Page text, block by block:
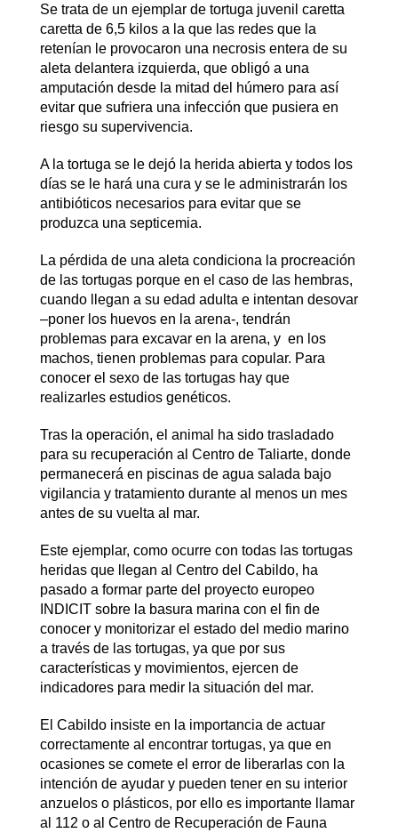
Se trata de un ejemplar de tortuga juvenil caretta
caretta de 6,5 kilos a la que las redes que la
retenían le provocaron una necrosis entera de su
aleta delantera izquierda, que obligó a una
amputación desde la mitad del húmero para así
evitar que sufriera una infección que pusiera en
riesgo su supervivencia.
A la tortuga se le dejó la herida abierta y todos los
días se le hará una cura y se le administrarán los
antibióticos necesarios para evitar que se
produzca una septicemia.
La pérdida de una aleta condiciona la procreación
de las tortugas porque en el caso de las hembras,
cuando llegan a su edad adulta e intentan desovar
–poner los huevos en la arena-, tendrán
problemas para excavar en la arena, y en los
machos, tienen problemas para copular. Para
conocer el sexo de las tortugas hay que
realizarles estudios genéticos.
Tras la operación, el animal ha sido trasladado
para su recuperación al Centro de Taliarte, donde
permanecerá en piscinas de agua salada bajo
vigilancia y tratamiento durante al menos un mes
antes de su vuelta al mar.
Este ejemplar, como ocurre con todas las tortugas
heridas que llegan al Centro del Cabildo, ha
pasado a formar parte del proyecto europeo
INDICIT sobre la basura marina con el fin de
conocer y monitorizar el estado del medio marino
a través de las tortugas, ya que por sus
características y movimientos, ejercen de
indicadores para medir la situación del mar.
El Cabildo insiste en la importancia de actuar
correctamente al encontrar tortugas, ya que en
ocasiones se comete el error de liberarlas con la
intención de ayudar y pueden tener en su interior
anzuelos o plásticos, por ello es importante llamar
al 112 o al Centro de Recuperación de Fauna